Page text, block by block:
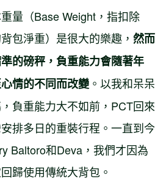
量（Base Weight，指扣除
包淨重）是很大的樂趣， 然而
的磅秤，負重能力會隨著年
情的不同而改變 。以我和呆呆
負重能力大不如前，PCT回來
排多日的重裝行程。一直到今
Baltoro和Deva，我們才因為
歸使用傳統大背包。